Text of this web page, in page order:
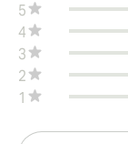
5
4
3
2
1